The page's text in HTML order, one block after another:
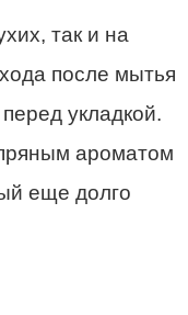
так и на
после мытья
укладкой.
ароматом
еще долго